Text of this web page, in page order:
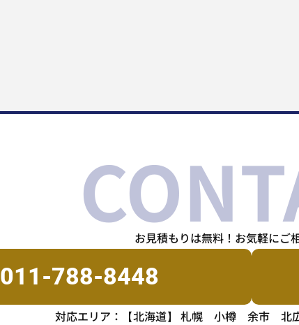
お見積もりは無料！ お気軽にご
011-788-8448
対応エリア：【北海道】 札幌 小樽 余市 北